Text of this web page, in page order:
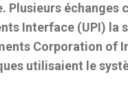
Plusieurs échanges
Interface (UPI) la
Corporation of
utilisaient le